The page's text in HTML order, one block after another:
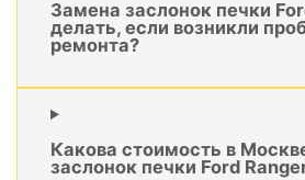
Замена заслонок печки
делать, если возникли
ремонта?
Какова стоимость в
заслонок печки Ford